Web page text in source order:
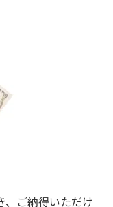
、ご納得いただけ